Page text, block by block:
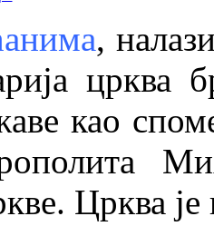
,
црква
као
Црква